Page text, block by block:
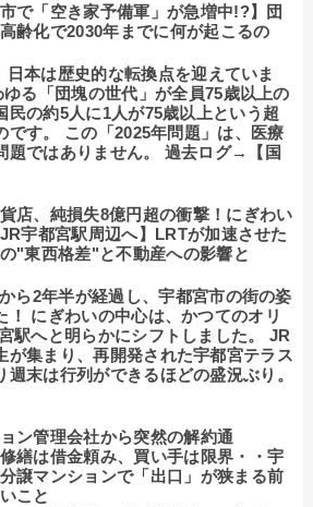
市で「空き家予備軍」が急増中!?】団
齢化で2030年までに何が起こるの
日本は歴史的な転換点を迎えていま
る「団塊の世代」が全員75歳以上の
民の約5人に1人が75歳以上という超
です。 この「2025年問題」は、医療
題ではありません。 過去ログ→【国
貨店、純損失8億円超の衝撃！にぎわい
宇都宮駅周辺へ】LRTが加速させた
"東西格差"と不動産への影響と
ら2年半が経過し、宇都宮市の街の姿
！ にぎわいの中心は、かつてのオリ
駅へと明らかにシフトしました。 JR
が集まり、再開発された宇都宮テラス
末は行列ができるほどの盛況ぶり。
ョン管理会社から突然の解約通
繕は借金頼み、買い手は限界・・宇
譲マンションで「出口」が狭まる前
こと